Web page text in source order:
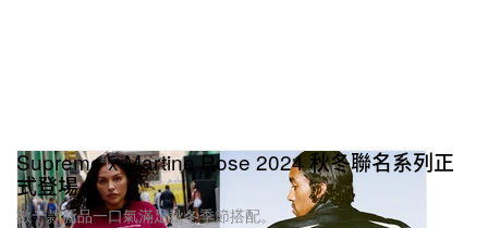
Supreme x Martine Rose 2024 秋冬聯名系列正
式登場
數十款新品一口氣滿足秋冬季節搭配。